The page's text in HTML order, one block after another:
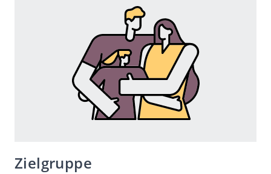
Zielgruppe